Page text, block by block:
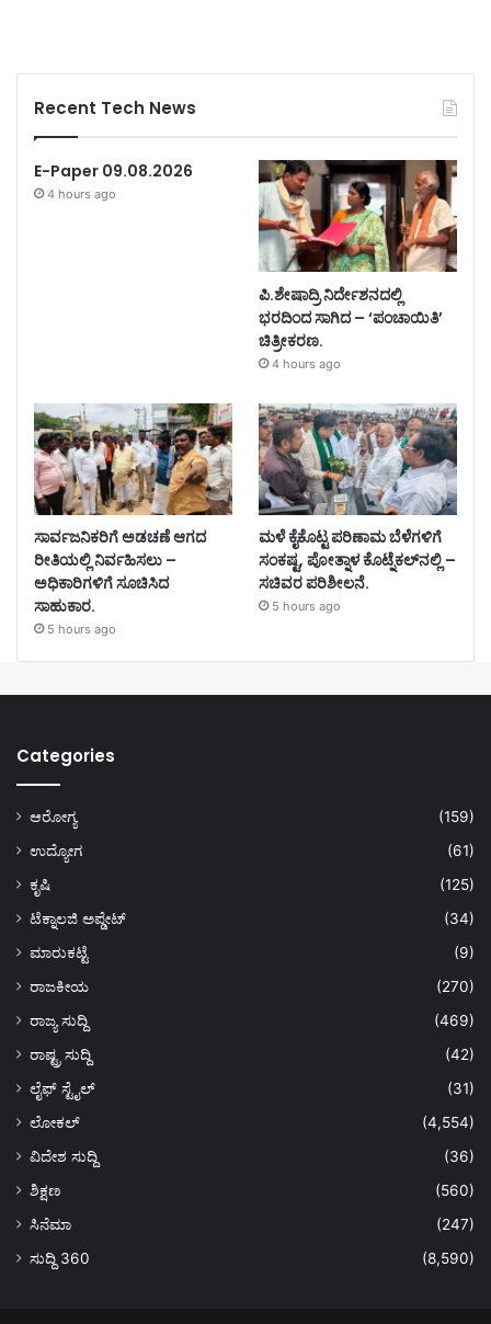
Recent Tech News
E-Paper 09.08.2026
4 hours ago
ಪಿ.ಶೇಷಾದ್ರಿ ನಿರ್ದೇಶನದಲ್ಲಿ
ಭರದಿಂದ ಸಾಗಿದ – ‘ಪಂಚಾಯಿತಿ’
ಚಿತ್ರೀಕರಣ.
4 hours ago
ಸಾರ್ವಜನಿಕರಿಗೆ ಅಡಚಣೆ ಆಗದ
ರೀತಿಯಲ್ಲಿ ನಿರ್ವಹಿಸಲು –
ಅಧಿಕಾರಿಗಳಿಗೆ ಸೂಚಿಸಿದ
ಸಾಹುಕಾರ.
5 hours ago
ಮಳೆ ಕೈಕೊಟ್ಟ ಪರಿಣಾಮ ಬೆಳೆಗಳಿಗೆ
ಸಂಕಷ್ಟ, ಪೋತ್ನಾಳ ಕೊಟ್ನೆಕಲ್‌ನಲ್ಲಿ –
ಸಚಿವರ ಪರಿಶೀಲನೆ.
5 hours ago
Categories
ಆರೋಗ್ಯ
(159)
ಉದ್ಯೋಗ
(61)
ಕೃಷಿ
(125)
ಟೆಕ್ನಾಲಜಿ ಅಪ್ಡೇಟ್
(34)
ಮಾರುಕಟ್ಟೆ
(9)
ರಾಜಕೀಯ
(270)
ರಾಜ್ಯ ಸುದ್ದಿ
(469)
ರಾಷ್ಟ್ರ ಸುದ್ದಿ
(42)
ಲೈಫ್ ಸ್ಟೈಲ್
(31)
ಲೋಕಲ್
(4,554)
ವಿದೇಶ ಸುದ್ದಿ
(36)
ಶಿಕ್ಷಣ
(560)
ಸಿನೆಮಾ
(247)
ಸುದ್ದಿ 360
(8,590)